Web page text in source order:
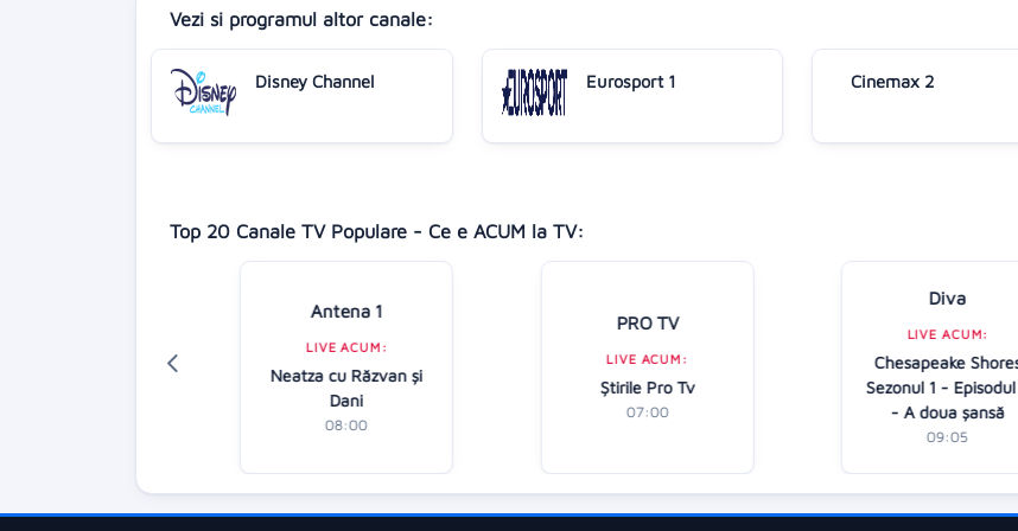
Vezi si programul altor canale:
Disney Channel Eurosport 1 Cinemax 2
Top 20 Canale TV Populare - Ce e ACUM la TV:
Antena 1
LIVE ACUM:
Neatza cu Răzvan şi
Dani
08:00
PRO TV
LIVE ACUM:
Ştirile Pro Tv
07:00
Diva
LIVE ACUM:
Chesapeake
Sezonul 1 -
- A doua șansă
09:05